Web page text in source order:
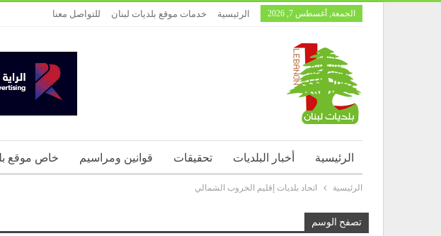
الجمعة, أغسطس 7, 2026 الرئيسية خدمات موقع بلديات لبنان للتواصل معنا
الرئيسية أخبار البلديات تحقيقات قوانين ومراسيم خاص موقع
الرئيسية اتحاد بلديات إقليم الخروب الشمالي
تصفح الوسم